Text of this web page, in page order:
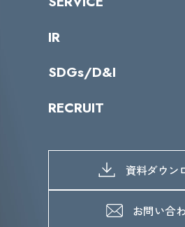
ミッション／ビジョン
パートナー企業一覧
サイバーニュース
カテゴリー別サービス一
IR
IRカレンダー
IRライブラリー
よくあるご質問
SDGs/D&I
当グループのマテリアリ
SDGs推進体制
D&Iの取り組み
RECRUIT
募集職種一覧
メッセージ
メンバーインタビュー
資料ダウン
お問い合